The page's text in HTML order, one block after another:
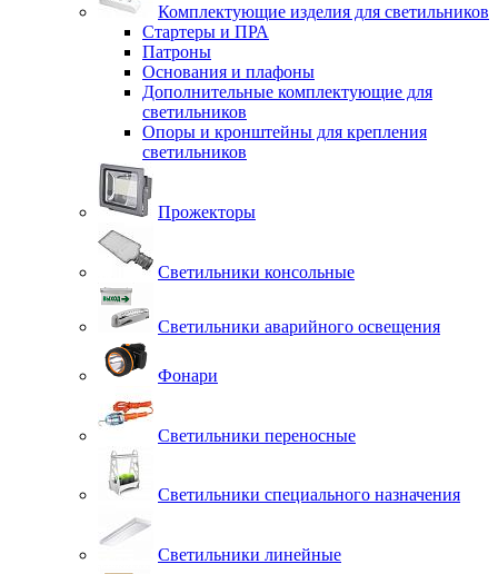
Комплектующие изделия для светильников
Стартеры и ПРА
Патроны
Основания и плафоны
Дополнительные комплектующие для
светильников
Опоры и кронштейны для крепления
светильников
Прожекторы
Светильники консольные
Светильники аварийного освещения
Фонари
Светильники переносные
Светильники специального назначения
Светильники линейные